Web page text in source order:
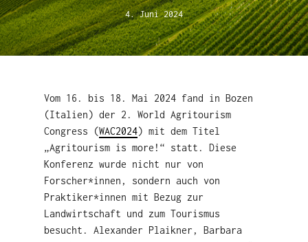
4. Juni 2024
Vom 16. bis 18. Mai 2024 fand in Bozen
(Italien) der 2. World Agritourism
Congress (WAC2024) mit dem Titel
„Agritourism is more!“ statt. Diese
Konferenz wurde nicht nur von
Forscher*innen, sondern auch von
Praktiker*innen mit Bezug zur
Landwirtschaft und zum Tourismus
besucht. Alexander Plaikner, Barbara